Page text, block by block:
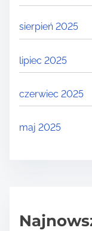
sierpień 2025
lipiec 2025
czerwiec 2025
maj 2025